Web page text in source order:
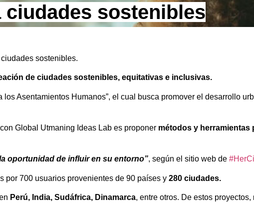
ciudades sostenibles
sostenibles.
de ciudades sostenibles, equitativas e inclusivas.
Asentamientos Humanos”, el cual busca promover el desarrollo
Global Utmaning Ideas Lab es proponer métodos y herramientas
oportunidad de influir en su entorno”, según el sitio web de
por 700 usuarios provenientes de 90 países y 280 ciudades.
Perú, India, Sudáfrica, Dinamarca, entre otros. De estos